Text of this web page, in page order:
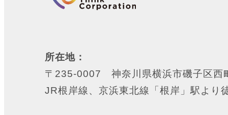
所在地：
〒235-0007 神奈川県横浜市磯子区西
JR根岸線、京浜東北線「根岸」駅より